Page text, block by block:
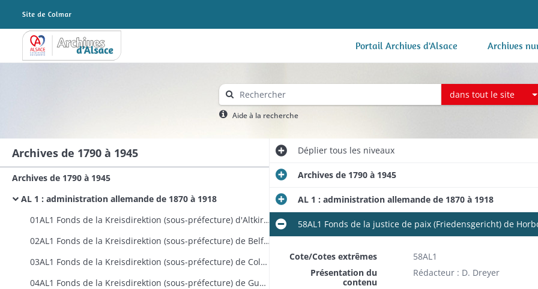
Archives Alsace - Colmar Portail Archives d'Alsace Archives
dans tout le site
Aide à la recherche
Archives de 1790 à 1945
Archives de 1790 à 1945
AL 1 : administration allemande de 1870 à 1918
01AL1 Fonds de la Kreisdirektion (sous-préfecture) d'Altkirch
02AL1 Fonds de la Kreisdirektion (sous-préfecture) de Belfort
03AL1 Fonds de la Kreisdirektion (sous-préfecture) de Colmar
04AL1 Fonds de la Kreisdirektion (sous-préfecture) de Guebwiller
Dépliertous les niveaux
Archives de 1790 à 1945
AL 1 : administration allemande de 1870 à 1918
58AL1 Fonds de la justice de paix (Friedensgericht) de
Cote/Cotes extrêmes
58AL1
Présentation du
contenu
Rédacteur : D. Dreyer